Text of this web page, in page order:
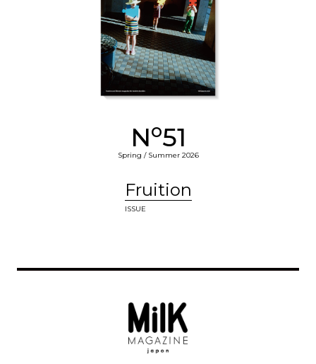
No51
Spring / Summer 2026
Fruition
ISSUE